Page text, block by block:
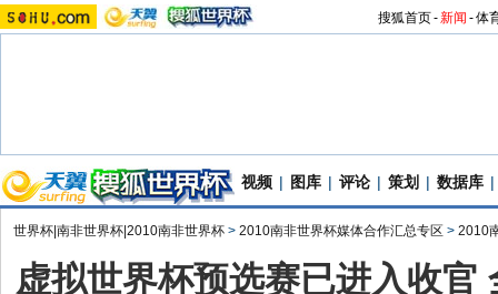
搜狐首页-新闻 -体
视频 | 图库 | 评论 | 策划 | 数据库 |
世界杯|南非世界杯|2010南非世界杯 > 2010南非世界杯媒体合作汇总专区 > 2010
虚拟世界杯预选赛已进入收官